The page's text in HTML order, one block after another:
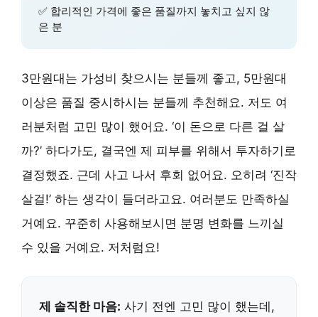
✅ 합리적인 가격에 좋은 품질까지 놓치고 싶지 않
은 분
3만원대는 가성비 찾으시는 분들께 좋고, 5만원대
이상은 품질 중시하시는 분들께 추천해요. 저도 여
러분처럼 고민 많이 했어요. ‘이 돈으로 다른 걸 살
까?’ 하다가도, 결국엔 제 피부를 위해서 투자하기로
결정했죠. 근데 사고 나서 후회 없어요. 오히려 ‘진작
살걸!’ 하는 생각이 들더라고요. 여러분도 만족하실
거예요. 꾸준히 사용해보시면 분명 변화를 느끼실
수 있을 거예요. 저처럼요!
제 솔직한 마음: 사기 전엔 고민 많이 했는데,